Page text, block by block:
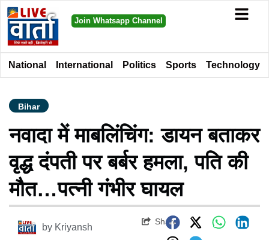
Join Whatsapp Channel
National International Politics Sports Technology
Bihar
नवादा में माबलिंचिंग: डायन बताकर
वृद्ध दंपती पर बर्बर हमला, पति की
मौत…पत्नी गंभीर घायल
by Kriyansh
Share